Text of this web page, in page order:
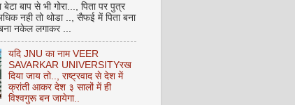
बाप से भी गोरा..., पिता पर पुत्र
नही तो थोडा .., सैफई में पिता बना
नकेल लगाकर ...
यदि JNU का नाम VEER
SAVARKAR UNIVERSITYरख
दिया जाय तो.., राष्ट्रवाद से देश में
क्रांती आकर देश ३ सालों में ही
विश्वगुरू बन जायेगा..